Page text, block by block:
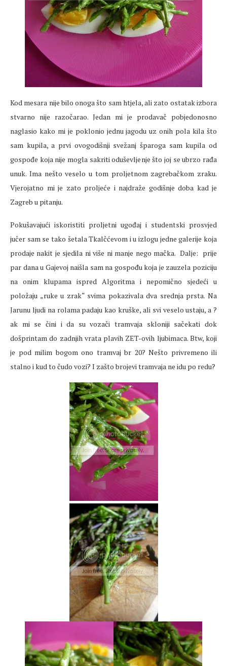
Kod mesara nije bilo onoga što sam htjela, ali zato ostatak izbora
stvarno nije razočarao. Jedan mi je prodavač pobjedonosno
naglasio kako mi je poklonio jednu jagodu uz onih pola kila što
sam kupila, a prvi ovogodišnji svežanj šparoga sam kupila od
gospođe koja nije mogla sakriti oduševljenje što joj se ubrzo rađa
unuk. Ima nešto veselo u tom proljetnom zagrebačkom zraku.
Vjerojatno mi je zato proljeće i najdraže godišnje doba kad je
Zagreb u pitanju.
Pokušavajući iskoristiti proljetni ugođaj i studentski prosvjed
jučer sam se tako šetala Tkalčćevom i u izlogu jedne galerije koja
prodaje nakit je sjedila ni više ni manje nego mačka. Dalje: prije
par dana u Gajevoj naišla sam na gospođu koja je zauzela poziciju
na onim klupama ispred Algoritma i nepomično sjedeći u
položaju „ruke u zrak“ svima pokazivala dva srednja prsta. Na
Jarunu ljudi na rolama padaju kao kruške, ali svi veselo ustaju, a ?
ak mi se čini i da su vozači tramvaja skloniji sačekati dok
došprintam do zadnjih vrata plavih ZET-ovih ljubimaca. Btw, koji
je pod milim bogom ono tramvaj br 20? Nešto privremeno ili
stalno i kud to čudo vozi? I zašto brojevi tramvaja ne idu po redu?